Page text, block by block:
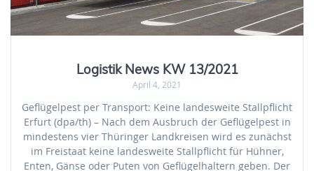
Logistik News KW 13/2021
April 4, 2021
Geflügelpest per Transport: Keine landesweite Stallpflicht
Erfurt (dpa/th) – Nach dem Ausbruch der Geflügelpest in
mindestens vier Thüringer Landkreisen wird es zunächst
im Freistaat keine landesweite Stallpflicht für Hühner,
Enten, Gänse oder Puten von Geflügelhaltern geben. Der